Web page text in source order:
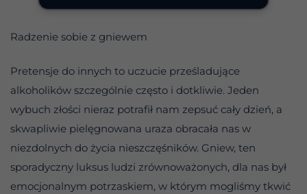
Radzenie sobie z gniewem
Pretensje do innych to uczucie prześladujące
alkoholików szczególnie często i dotkliwie. Jeden
wybuch złości nieraz potrafił nam zepsuć cały dzień, a
skwapliwie pielęgnowana uraza obracała nas w
niezdolnych do życia nieszczęśników. Gniew, ten
sporadyczny luksus ludzi zrównoważonych, dla nas był
emocjonalnym potrzaskiem, w którym mogliśmy tkwić